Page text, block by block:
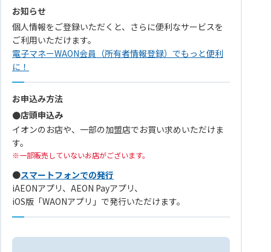
お知らせ
個人情報をご登録いただくと、さらに便利なサービスを
ご利用いただけます。
電子マネーWAON会員（所有者情報登録）でもっと便利
に！
お申込み方法
●店頭申込み
イオンのお店や、一部の加盟店でお買い求めいただけま
す。
一部販売していないお店がございます。
●スマートフォンでの発行
iAEONアプリ、AEON Payアプリ、
iOS版「WAONアプリ」で発行いただけます。